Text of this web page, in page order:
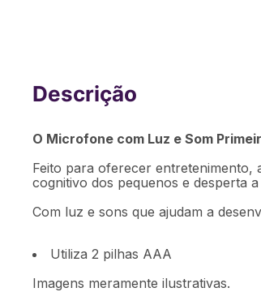
- BR2091OUT
O Microfone com Luz e Som
Feito para oferecer entretenimento,
cognitivo dos pequenos e desperta
Com luz e sons que ajudam a
Utiliza 2 pilhas AAA
Imagens meramente ilustrativas.